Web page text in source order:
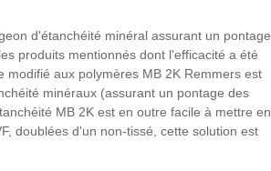
d'étanchéité minéral assurant un pontage
produits mentionnés dont l'efficacité a été
aux polymères MB 2K Remmers est
minéraux (assurant un pontage des
MB 2K est en outre facile à mettre en
doublées d'un non-tissé, cette solution est